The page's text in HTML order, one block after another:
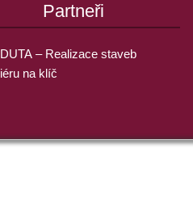
Partneři
– Realizace staveb
na klíč